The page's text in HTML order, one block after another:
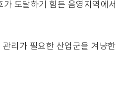
도달하기 힘든 음영지역에서
리가 필요한 산업군을 겨냥한